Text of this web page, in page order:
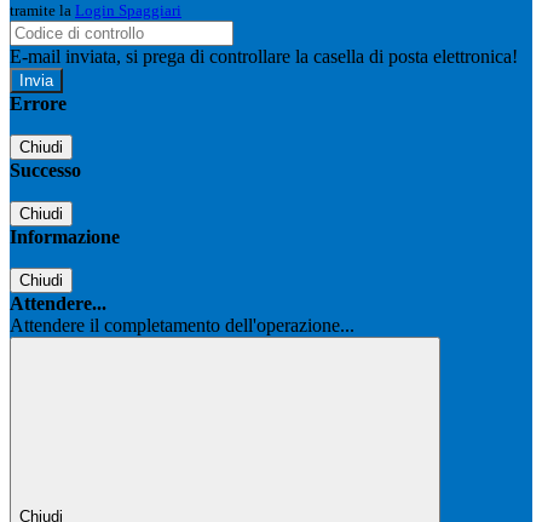
tramite la Login Spaggiari
E-mail inviata, si prega di controllare la casella di posta elettronica!
Errore
Chiudi
Successo
Chiudi
Informazione
Chiudi
Attendere...
Attendere il completamento dell'operazione...
Chiudi